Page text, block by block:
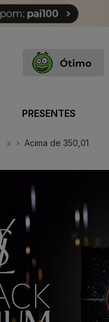
PRESENTES
x Acima de 350,01